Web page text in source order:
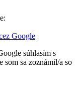
Google
súhlasím s
som sa zoznámil/a so